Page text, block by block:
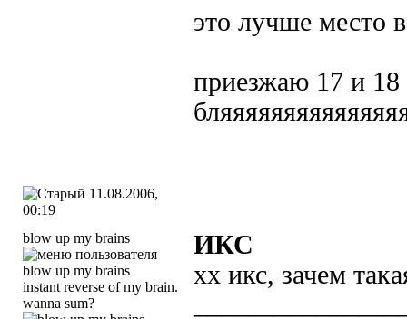
это лучше
приезжаю 17 и
11.08.2006,
00:19
blow up my brains
instant reverse of my brain.
wanna sum?
ИКС
хх икс, зачем